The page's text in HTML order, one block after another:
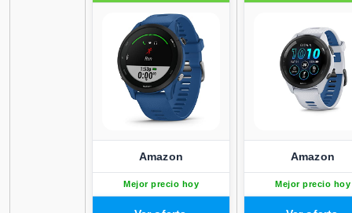
Amazon
Mejor precio hoy
Amazon
Mejor precio hoy